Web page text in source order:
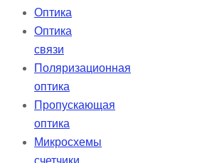
Оптика
Оптика
связи
Поляризационная
оптика
Пропускающая
оптика
Микросхемы